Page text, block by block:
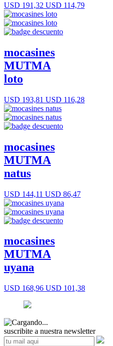
USD 191,32 USD 114,79
mocasines
MUTMA
loto
USD 193,81 USD 116,28
mocasines
MUTMA
natus
USD 144,11 USD 86,47
mocasines
MUTMA
uyana
USD 168,96 USD 101,38
suscribite a nuestra newsletter